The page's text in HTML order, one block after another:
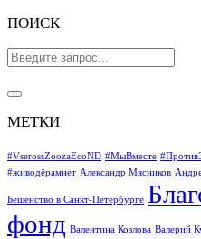
ПОИСК
МЕТКИ
#VserossZoozaEcoND #МыВместе
#живодёрамнет Александр Мясников
Бешенство в Санкт-Петербурге
фонд Валентина Козлова Валерий